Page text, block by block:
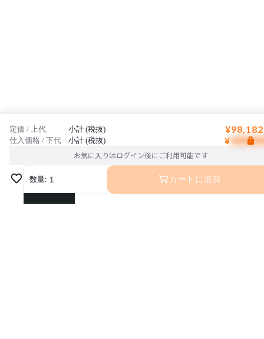
定価 / 上代 小計 (税抜)
仕入価格 / 下代 小計 (税抜) ¥
お気に入りはログイン後にご利用可能です
数量: 1
1
カートに追加